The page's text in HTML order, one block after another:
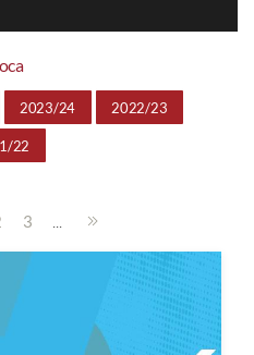
2023/24 2022/23
22
3 ...